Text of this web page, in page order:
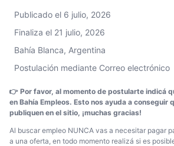
Publicado el 6 julio, 2026
Finaliza el 21 julio, 2026
Bahía Blanca, Argentina
Postulación mediante Correo electrónico
👉 Por favor, al momento de postularte indicá
en Bahía Empleos. Esto nos ayuda a conseguir
publiquen en el sitio, ¡muchas gracias!
Al buscar empleo NUNCA vas a necesitar pagar
a una oferta, en todo momento realizá si es